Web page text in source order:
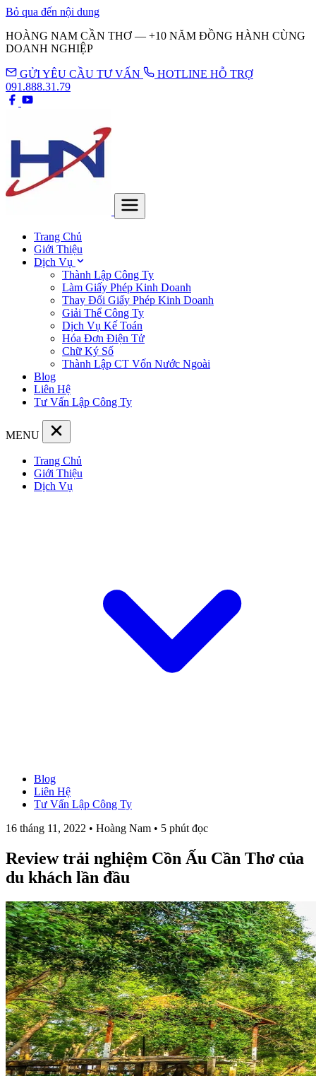
Bỏ qua đến nội dung
HOÀNG NAM CẦN THƠ — +10 NĂM ĐỒNG HÀNH CÙNG
DOANH NGHIỆP
GỬI YÊU CẦU TƯ VẤN
HOTLINE HỖ TRỢ
091.888.31.79
Trang Chủ
Giới Thiệu
Dịch Vụ
Thành Lập Công Ty
Làm Giấy Phép Kinh Doanh
Thay Đổi Giấy Phép Kinh Doanh
Giải Thể Công Ty
Dịch Vụ Kế Toán
Hóa Đơn Điện Tử
Chữ Ký Số
Thành Lập CT Vốn Nước Ngoài
Blog
Liên Hệ
Tư Vấn Lập Công Ty
MENU
Trang Chủ
Giới Thiệu
Dịch Vụ
Thành Lập Công Ty
Làm Giấy Phép Kinh Doanh
Giải Thể Công Ty
Hóa Đơn Điện Tử
Chữ Ký Số
Thành Lập CT Vốn Nước Ngoài
Blog
Liên Hệ
Tư Vấn Lập Công Ty
16 tháng 11, 2022 • Hoàng Nam • 5 phút đọc
Review trải nghiệm Cồn Ấu Cần Thơ của
du khách lần đầu